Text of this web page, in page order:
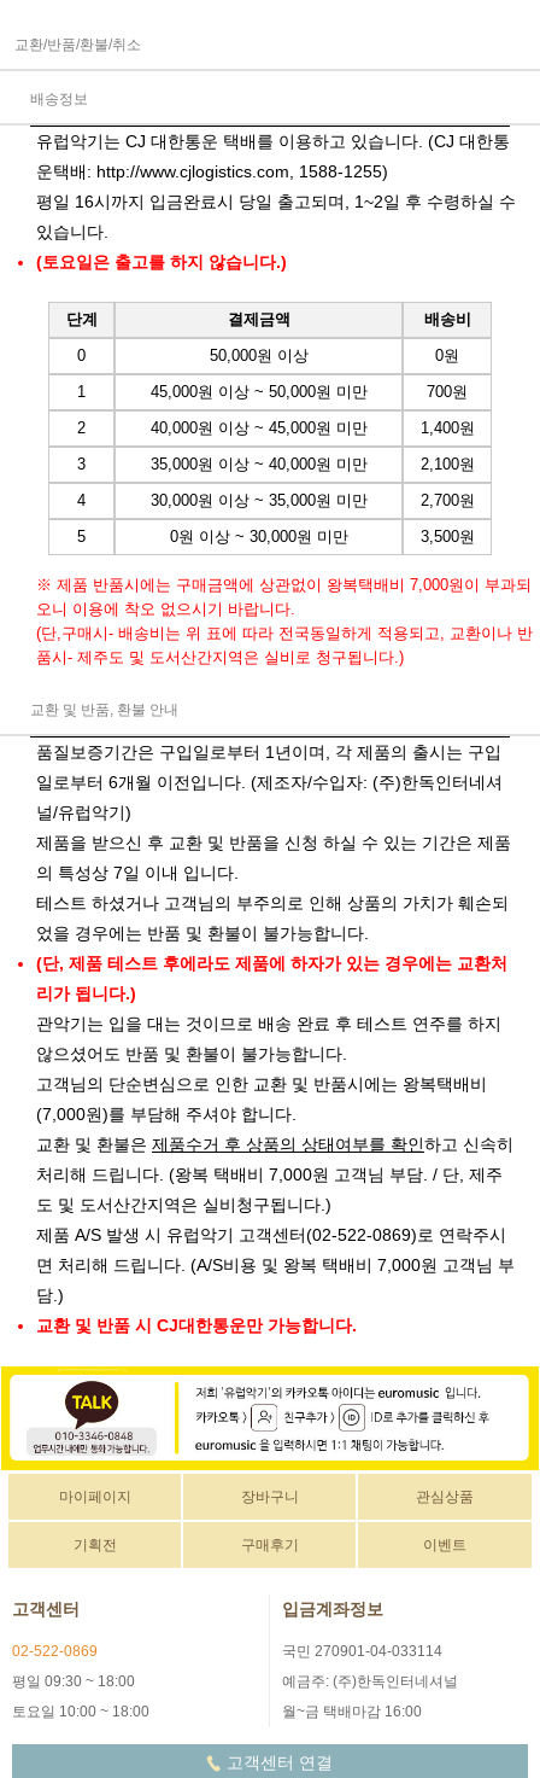
교환/반품/환불/취소
배송정보
유럽악기는 CJ 대한통운 택배를 이용하고 있습니다. (CJ 대한통
운택배: http://www.cjlogistics.com , 1588-1255)
평일 16시까지 입금완료시 당일 출고되며, 1~2일 후 수령하실 수
있습니다.
(토요일은 출고를 하지 않습니다.)
단계 결제금액
배송비
0
50,000원 이상
0원
1
45,000원 이상 ~ 50,000원 미만
700원
2
40,000원 이상 ~ 45,000원 미만
1,400원
3
35,000원 이상 ~ 40,000원 미만
2,100원
4
30,000원 이상 ~ 35,000원 미만
2,700원
5
0원 이상 ~ 30,000원 미만 3,500원
※ 제품 반품시에는 구매금액에 상관없이 왕복택배비 7,000원이 부과되
오니 이용에 착오 없으시기 바랍니다.
(단,구매시- 배송비는 위 표에 따라 전국동일하게 적용되고, 교환이나 반
품시- 제주도 및 도서산간지역은 실비로 청구됩니다.)
교환 및 반품, 환불 안내
품질보증기간은 구입일로부터 1년이며, 각 제품의 출시는 구입
일로부터 6개월 이전입니다. (제조자/수입자: (주)한독인터네셔
널/유럽악기)
제품을 받으신 후 교환 및 반품을 신청 하실 수 있는 기간은 제품
의 특성상 7일 이내 입니다.
테스트 하셨거나 고객님의 부주의로 인해 상품의 가치가 훼손되
었을 경우에는 반품 및 환불이 불가능합니다.
(단, 제품 테스트 후에라도 제품에 하자가 있는 경우에는 교환처
리가 됩니다.)
관악기는 입을 대는 것이므로 배송 완료 후 테스트 연주를 하지
않으셨어도 반품 및 환불이 불가능합니다.
고객님의 단순변심으로 인한 교환 및 반품시에는 왕복택배비
(7,000원)를 부담해 주셔야 합니다.
교환 및 환불은 제품수거 후 상품의 상태여부를 확인하고 신속히
처리해 드립니다. (왕복 택배비 7,000원 고객님 부담. / 단, 제주
도 및 도서산간지역은 실비청구됩니다.)
제품 A/S 발생 시 유럽악기 고객센터(02-522-0869)로 연락주시
면 처리해 드립니다. (A/S비용 및 왕복 택배비 7,000원 고객님 부
담.)
교환 및 반품 시 CJ대한통운만 가능합니다.
마이페이지 장바구니 관심상품
기획전 구매후기 이벤트
고객센터
02-522-0869
평일 09:30 ~ 18:00
토요일 10:00 ~ 18:00
입금계좌정보
국민 270901-04-033114
예금주: (주)한독인터네셔널
월~금 택배마감 16:00
고객센터 연결